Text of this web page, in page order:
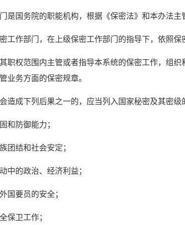
国务院的职能机构，根据《保密法》和本办法主
工作部门，在上级保密工作部门的指导下，依照保
权范围内主管或者指导本系统的保密工作，组
业务方面的保密规章。
成下列后果之一的，应当列入国家秘密及其密级
和防御能力；
团结和社会安定；
中的政治、经济利益；
国要员的安全；
保卫工作；